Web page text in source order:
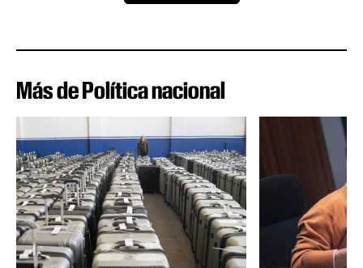
Más de Política nacional